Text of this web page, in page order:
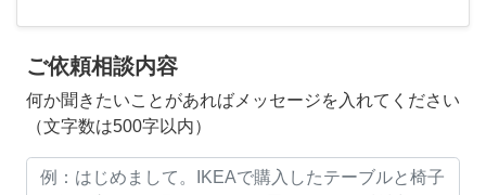
ご依頼相談内容
何か聞きたいことがあればメッセージを入れてください
（文字数は500字以内）